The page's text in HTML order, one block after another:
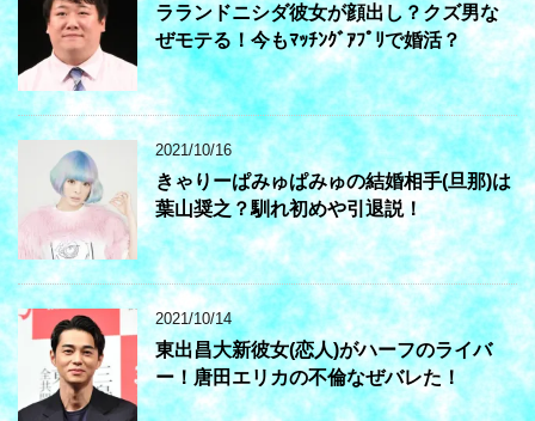
ラランドニシダ彼女が顔出し？クズ男な
ぜモテる！今もﾏｯﾁﾝｸﾞｱﾌﾟﾘで婚活？
2021/10/16
きゃりーぱみゅぱみゅの結婚相手(旦那)は
葉山奨之？馴れ初めや引退説！
2021/10/14
東出昌大新彼女(恋人)がハーフのライバ
ー！唐田エリカの不倫なぜバレた！